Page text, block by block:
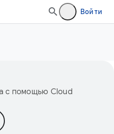
Войти
с помощью Cloud